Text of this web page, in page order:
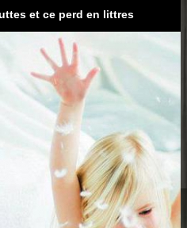
et ce perd en littres